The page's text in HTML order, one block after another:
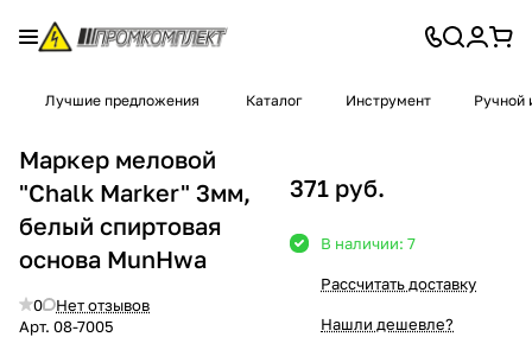
Лучшие предложения Каталог Инструмент Ручной
Маркер меловой
"Chalk Marker" 3мм,
белый спиртовая
основа MunHwa
0
Нет отзывов
Арт. 08-7005
371 руб.
В наличии: 7
Рассчитать доставку
Нашли дешевле?